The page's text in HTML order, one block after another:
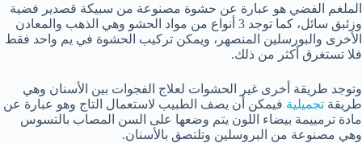
الملغم الفضي هو عبارة عن حشوة مصنوعة من سبيكة قصدير فضية
وزئبق سائل، كما توجد 3 أنواع من مواد الحشو وهي الذهب والمعادن
الأخرى والبورسلين المنصهر، ويمكن تركيب الحشوة في يم واحد فقط
فلا تستغرق أكثر من ذلك.
وتوجد طريقة أخرى غير الحشوات لعلاج الفجوات بين الأسنان وهي
طريقة تجميلية فيمكن أن يصف الطبيب لاستعمال التاج وهو عبارة عن
مادة ترمييمة بيضاء اللون يتم وضعها على السن المصاب بالتسوس
وهي مصنوعة من البروسلين وتلتصق بالأسنان.